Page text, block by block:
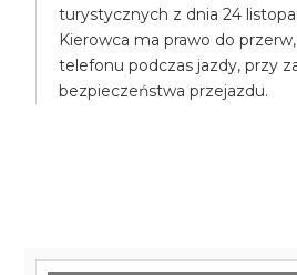
turystycznych z dnia 24
Kierowca ma prawo do
telefonu podczas jazdy, przy
bezpieczeństwa przejazdu.